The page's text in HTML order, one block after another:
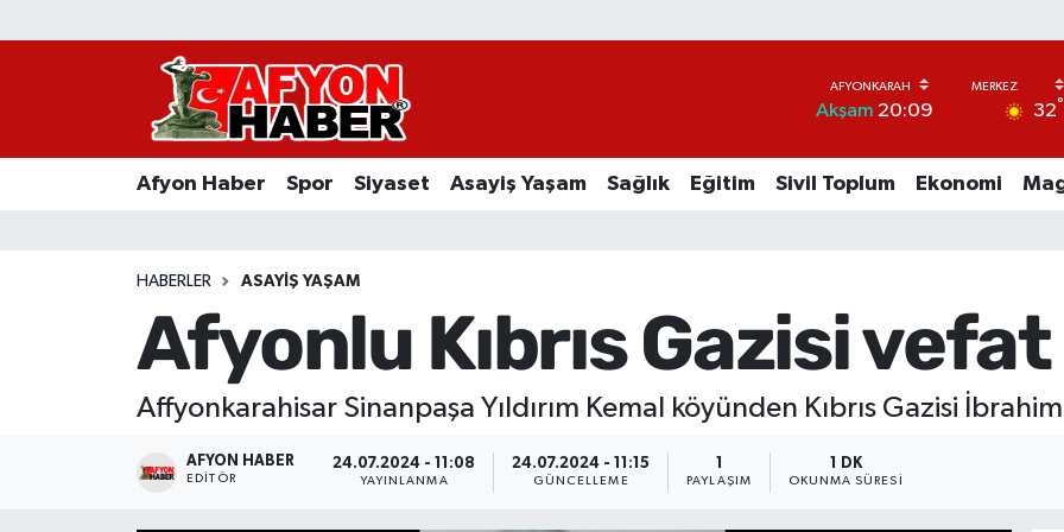
Akşam 20:09 32°
Afyon Haber Spor Siyaset Asayiş Yaşam Sağlık Eğitim Sivil Toplum Ekonomi
HABERLER ASAYIŞ YAŞAM
Afyonlu Kıbrıs Gazisi
Affyonkarahisar Sinanpaşa Yıldırım Kemal köyünden Kıbrıs Gazisi
AFYON HABER
EDITÖR
24.07.2024 - 11:08
YAYINLANMA
24.07.2024 - 11:15
GÜNCELLEME PAYLAŞIM
1 DK
OKUNMA SÜRESI
Afyon Haber
Asayiş Yaşam